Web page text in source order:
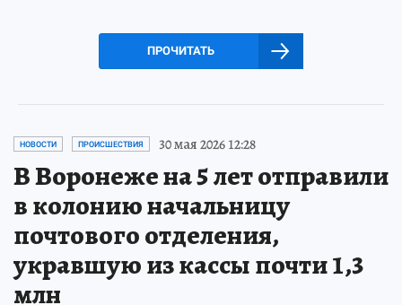
ПРОЧИТАТЬ
НОВОСТИ ПРОИСШЕСТВИЯ 30 мая 2026 12:28
В Воронеже на 5 лет отправили
в колонию начальницу
почтового отделения,
укравшую из кассы почти 1,3
млн